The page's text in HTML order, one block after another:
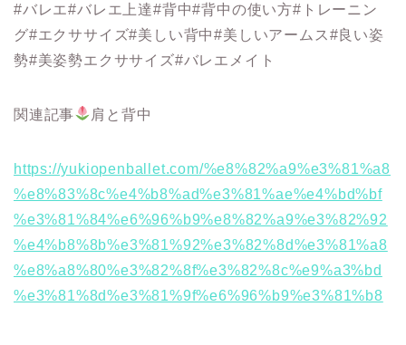
#バレエ#バレエ上達#背中#背中の使い方#トレーニン
グ#エクササイズ#美しい背中#美しいアームス#良い姿
勢#美姿勢エクササイズ#バレエメイト
関連記事 肩と背中
https://yukiopenballet.com/%e8%82%a9%e3%81%a8
%e8%83%8c%e4%b8%ad%e3%81%ae%e4%bd%bf
%e3%81%84%e6%96%b9%e8%82%a9%e3%82%92
%e4%b8%8b%e3%81%92%e3%82%8d%e3%81%a8
%e8%a8%80%e3%82%8f%e3%82%8c%e9%a3%bd
%e3%81%8d%e3%81%9f%e6%96%b9%e3%81%b8